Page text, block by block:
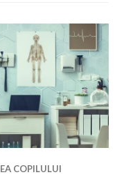
COPILULUI